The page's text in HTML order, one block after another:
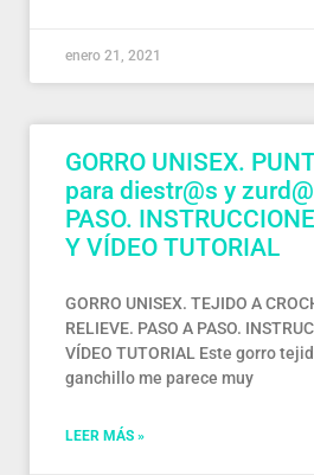
enero 21, 2021
GORRO UNISEX.
para diestr@s y
PASO.
Y VÍDEO TUTORIAL
GORRO UNISEX. TEJIDO A
RELIEVE. PASO A PASO.
VÍDEO TUTORIAL Este gorro
ganchillo me parece muy
LEER MÁS »